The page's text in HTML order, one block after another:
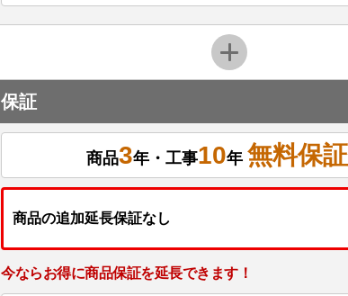
保証
商品3年・工事10年 無料保
商品の追加延長保証なし
今ならお得に商品保証を延長できます！